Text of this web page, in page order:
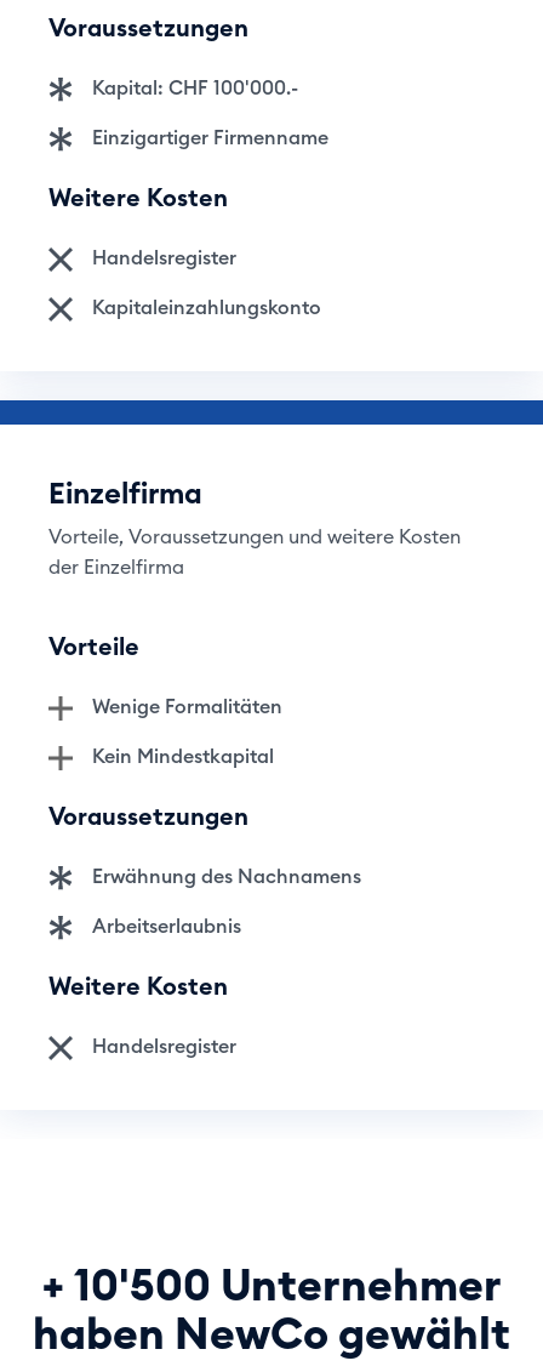
Voraussetzungen
Kapital: CHF 100'000.-
Einzigartiger Firmenname
Weitere Kosten
Handelsregister
Kapitaleinzahlungskonto
Einzelfirma
Vorteile, Voraussetzungen und weitere Kosten
der Einzelfirma
Vorteile
Wenige Formalitäten
Kein Mindestkapital
Voraussetzungen
Erwähnung des Nachnamens
Arbeitserlaubnis
Weitere Kosten
Handelsregister
+ 10'500 Unternehmer
haben NewCo gewählt